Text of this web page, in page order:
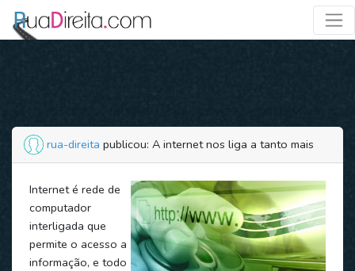
rua-direita publicou: A internet nos liga a tanto mais
Internet é rede de
computador
interligada que
permite o acesso a
informação, e todo